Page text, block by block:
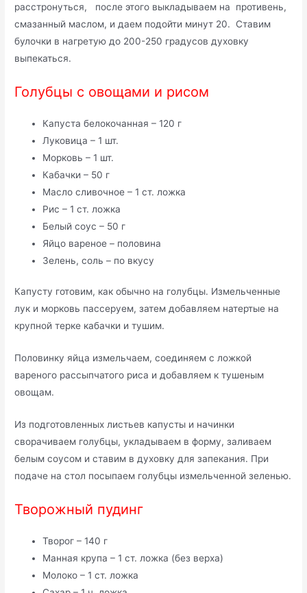
расстронуться, после этого выкладываем на противень,
смазанный маслом, и даем подойти минут 20. Ставим
булочки в нагретую до 200-250 градусов духовку
выпекаться.
Голубцы с овощами и рисом
Капуста белокочанная – 120 г
Луковица – 1 шт.
Морковь – 1 шт.
Кабачки – 50 г
Масло сливочное – 1 ст. ложка
Рис – 1 ст. ложка
Белый соус – 50 г
Яйцо вареное – половина
Зелень, соль – по вкусу
Капусту готовим, как обычно на голубцы. Измельченные
лук и морковь пассеруем, затем добавляем натертые на
крупной терке кабачки и тушим.
Половинку яйца измельчаем, соединяем с ложкой
вареного рассыпчатого риса и добавляем к тушеным
овощам.
Из подготовленных листьев капусты и начинки
сворачиваем голубцы, укладываем в форму, заливаем
белым соусом и ставим в духовку для запекания. При
подаче на стол посыпаем голубцы измельченной зеленью.
Творожный пудинг
Творог – 140 г
Манная крупа – 1 ст. ложка (без верха)
Молоко – 1 ст. ложка